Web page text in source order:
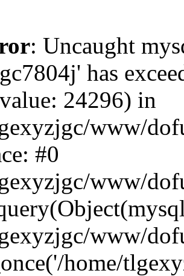
: Uncaught
has
24296) in
www/
#0
www/
www/
home/